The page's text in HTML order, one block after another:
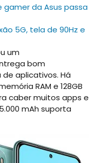
gamer da Asus passa
5G, tela de 90Hz e
um
bom
aplicativos. Há
RAM e 128GB
caber muitos apps e
mAh suporta